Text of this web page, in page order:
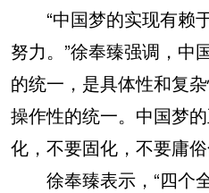
“中国梦的实现有赖
努力。”徐奉臻强调，中
的统一，是具体性和复
操作性的统一。中国梦
化，不要固化，不要庸
徐奉臻表示，“四个全